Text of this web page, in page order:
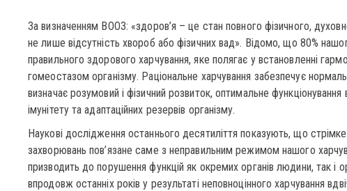
За визначенням ВООЗ: «здоров’я – це стан повного фізичного,
не лише відсутність хвороб або фізичних вад». Відомо, що 80%
правильного здорового харчування, яке полягає у встановленні
гомеостазом організму. Раціональне харчування забезпечує
визначає розумовий і фізичний розвиток, оптимальне функціонування
імунітету та адаптаційних резервів організму.
Наукові дослідження останнього десятиліття показують, що
захворювань пов’язане саме з неправильним режимом нашого
призводить до порушення функцій як окремих органів людини, так і
впродовж останніх років у результаті неповноцінного харчування